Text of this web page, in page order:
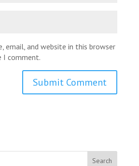
email, and website in this browser
comment.
Search